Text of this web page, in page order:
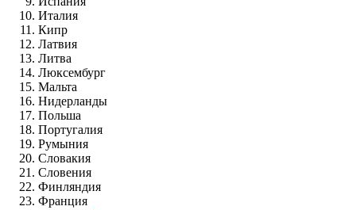
Италия
Кипр
Латвия
Литва
Люксембург
Мальта
Нидерланды
Польша
Португалия
Румыния
Словакия
Словения
Финляндия
Франция